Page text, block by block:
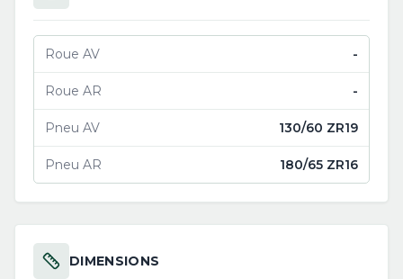
Roue AV -
Roue AR -
Pneu AV 130/60 ZR19
Pneu AR 180/65 ZR16
DIMENSIONS